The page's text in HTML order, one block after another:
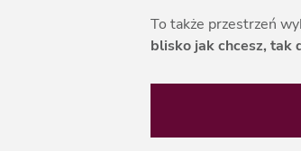
To także przestrzeń
blisko jak chcesz, tak